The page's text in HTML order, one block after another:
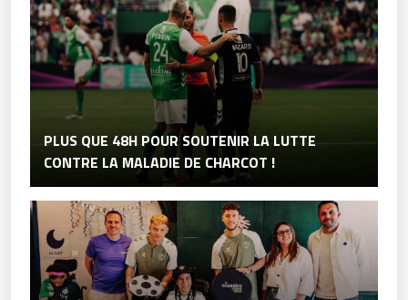
PLUS QUE 48H POUR SOUTENIR LA LUTTE
CONTRE LA MALADIE DE CHARCOT !